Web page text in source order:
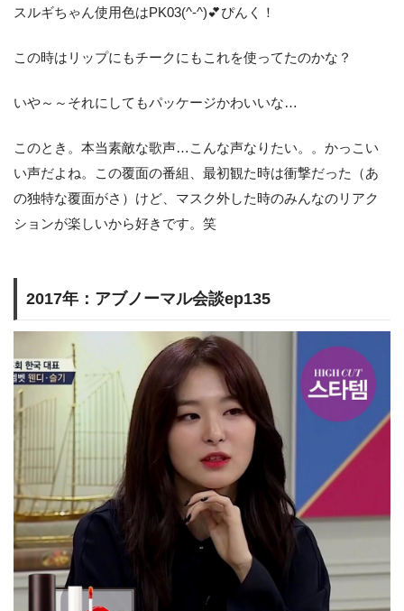
スルギちゃん使用色はPK03(^-^)💕ぴんく！
この時はリップにもチークにもこれを使ってたのかな？
いや～～それにしてもパッケージかわいいな…
このとき。本当素敵な歌声…こんな声なりたい。。かっこい
い声だよね。この覆面の番組、最初観た時は衝撃だった（あ
の独特な覆面がさ）けど、マスク外した時のみんなのリアク
ションが楽しいから好きです。笑
2017年：アブノーマル会談ep135